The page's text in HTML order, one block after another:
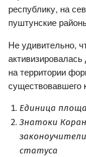
республику, на
пуштунские
Не удивительно,
на территории
существовавшего
Единица
Знатоки
статуса